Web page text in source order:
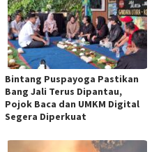
Bintang Puspayoga Pastikan
Bang Jali Terus Dipantau,
Pojok Baca dan UMKM Digital
Segera Diperkuat